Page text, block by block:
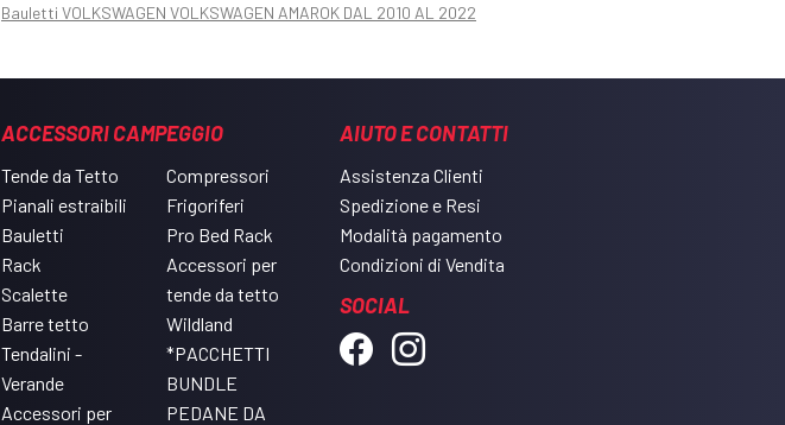
Bauletti VOLKSWAGEN VOLKSWAGEN AMAROK DAL 2010 AL 2022
ACCESSORI CAMPEGGIO
Tende da Tetto
Pianali estraibili
Bauletti
Rack
Scalette
Barre tetto
Tendalini -
Verande
Accessori per
Compressori
Frigoriferi
Pro Bed Rack
Accessori per
tende da tetto
Wildland
*PACCHETTI
BUNDLE
PEDANE DA
AIUTO E CONTATTI
Assistenza Clienti
Spedizione e Resi
Modalità pagamento
Condizioni di Vendita
SOCIAL